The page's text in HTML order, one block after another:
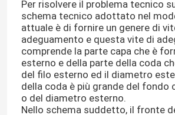
Per risolvere il problema tecnico
schema tecnico adottato nel
attuale è di fornire un genere di
adeguamento e questa vite di
comprende la parte capa che è
esterno e della parte della coda
del filo esterno ed il diametro
della coda è più grande del fondo
o del diametro esterno.
Nello schema suddetto, il fronte